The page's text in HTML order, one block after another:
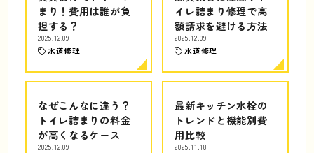
まり！費用は誰が負
担する？
2025.12.09
水道修理
イレ詰まり修理で高
額請求を避ける方法
2025.12.09
水道修理
なぜこんなに違う？
トイレ詰まりの料金
が高くなるケース
2025.12.09
最新キッチン水栓の
トレンドと機能別費
用比較
2025.11.18